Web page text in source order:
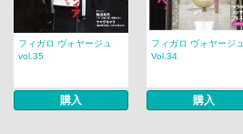
フィガロ ヴォヤージュ
vol.35
購入
フィガロ ヴォヤージュ
Vol.34
購入